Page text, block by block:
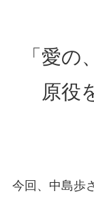
「愛の
原役
今回、中島歩